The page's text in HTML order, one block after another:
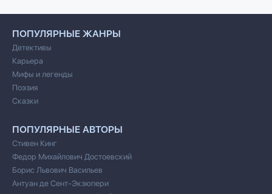
ПОПУЛЯРНЫЕ ЖАНРЫ
Детективы
Карьера
Мифы и легенды
Поэзия
Сказки
ПОПУЛЯРНЫЕ АВТОРЫ
Стивен Кинг
Федор Михайлович Достоевский
Борис Львович Васильев
Антуан де Сент-Экзюпери